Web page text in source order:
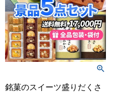
銘菓のスイーツ盛りだくさ